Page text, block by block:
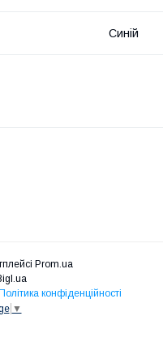
Синій
Prom.ua
конфіденційності
▼